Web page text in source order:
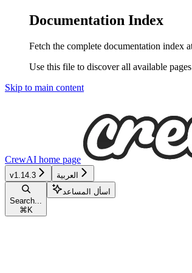
Documentation Index
Fetch the complete documentation index
Use this file to discover all available
Skip to main content
CrewAI home page
v1.14.3 العربية
Search...
⌘ K
اسأل المساعد